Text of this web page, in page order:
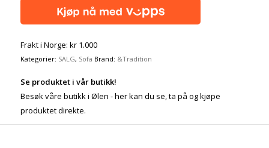
Frakt i Norge: kr 1.000
Kategorier: SALG, Sofa Brand: &Tradition
Se produktet i vår butikk!
Besøk våre butikk i Ølen - her kan du se, ta på og kjøpe
produktet direkte.